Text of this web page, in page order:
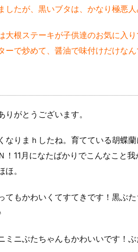
したが、黒いブタは、かなり極悪
大根ステーキが子供達のお気に入り
ーで炒めて、醤油で味付けだけなん
りがとうございます。
なりまｈしたね。育てている胡蝶
！11月になたばかりでこんなこと
。
てもかわいくてすてきです！黒ぶ
ミニぶたちゃんもかわいいです！